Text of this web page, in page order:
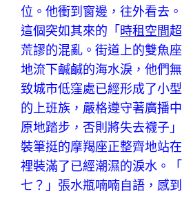
位。他衝到窗邊，往外看去
這個突如其來的「時租空間
荒謬的混亂。街道上的雙魚
地流下鹹鹹的海水淚，他們
致城市低窪處已經形成了小
的上班族，嚴格遵守著廣播
原地踏步，否則將失去襪子
裝筆挺的摩羯座正整齊地站
裡裝滿了已經潮濕的淚水。
七？」張水瓶喃喃自語，感